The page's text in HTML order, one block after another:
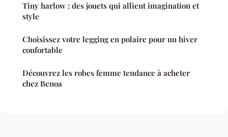
Tiny harlow : des jouets qui allient imagination et
style
Choisissez votre legging en polaire pour un hiver
confortable
Découvrez les robes femme tendance à acheter
chez Benoa